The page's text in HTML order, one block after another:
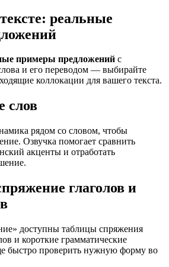
реальные
примеры предложений с
и его переводом — выбирайте
коллокации для вашего текста.
слов
рядом со словом, чтобы
Озвучка помогает сравнить
акценты и отработать
глаголов и
доступны таблицы спряжения
и короткие грамматические
быстро проверить нужную форму во